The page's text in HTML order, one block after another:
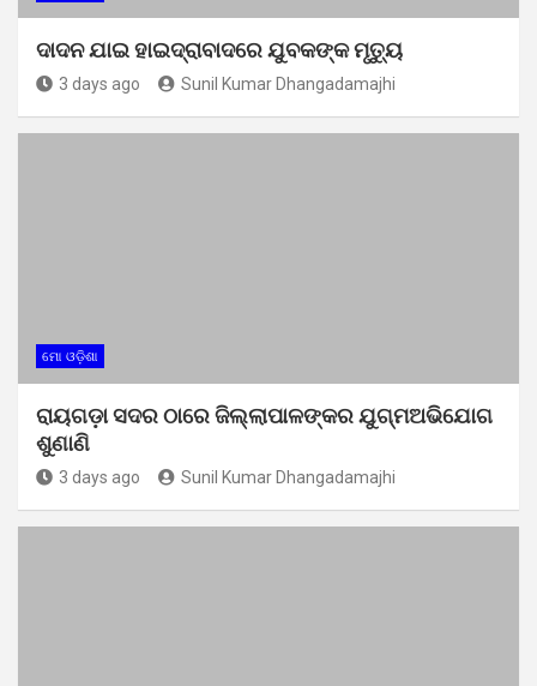
ଦାଦନ ଯାଇ ହାଇଦ୍ରାବାଦରେ ଯୁବକଙ୍କ ମୃତ୍ୟୁ
3 days ago Sunil Kumar Dhangadamajhi
ମୋ ଓଡ଼ିଶା
ରାୟଗଡ଼ା ସଦର ଠାରେ ଜିଲ୍ଲାପାଳଙ୍କର ଯୁଗ୍ମଅଭିଯୋଗ
ଶୁଣାଣି
3 days ago Sunil Kumar Dhangadamajhi